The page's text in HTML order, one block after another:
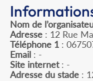
Nom de
Adresse : 12 Rue
Téléphone 1 :
Email : -
Site internet: -
Adresse du stade :